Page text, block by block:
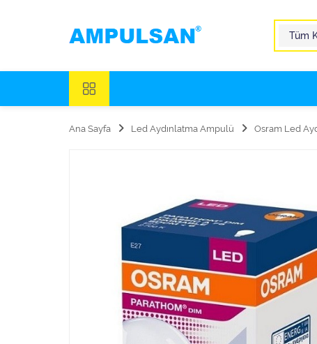
Ana Sayfa Led Aydınlatma Ampulü Osram Led